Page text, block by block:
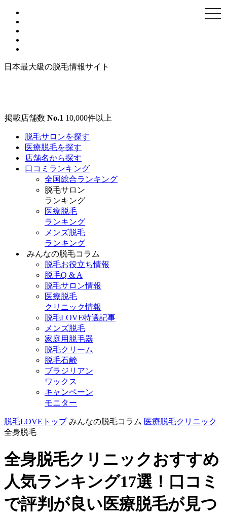
日本最大級の脱毛情報サイト
掲載店舗数 No.1 10,000件以上
脱毛サロンを探す
医療脱毛を探す
店舗名から探す
口コミランキング
全国総合ランキング
脱毛サロン
ランキング
医療脱毛
ランキング
メンズ脱毛
ランキング
みんなの脱毛コラム
脱毛お役立ち情報
脱毛Q & A
脱毛サロン情報
医療脱毛
クリニック情報
脱毛LOVE特選記事
メンズ脱毛
家庭用脱毛器
脱毛クリーム
脱毛石鹸
ブラジリアン
ワックス
キャンペーン
モニター
脱毛LOVEトップ みんなの脱毛コラム 医療脱毛クリニック
全身脱毛
全身脱毛クリニックおすすめ
人気ランキング17選！口コミ
で評判が良い医療脱毛が見つ